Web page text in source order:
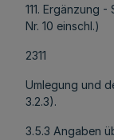
111. Ergänzung
Nr. 10 einschl.)
2311
Umlegung und
3.2.3).
3.5.3 Angaben